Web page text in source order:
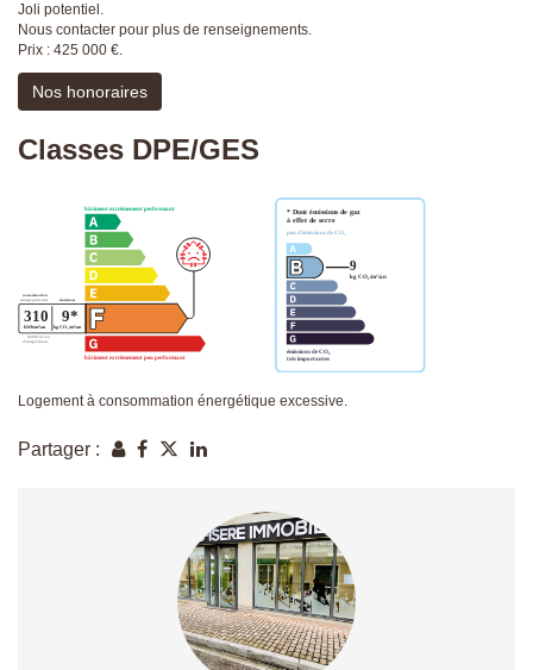
Joli potentiel.
Nous contacter pour plus de renseignements.
Prix : 425 000 €.
Nos honoraires
Classes DPE/GES
Logement à consommation énergétique excessive.
Partager :